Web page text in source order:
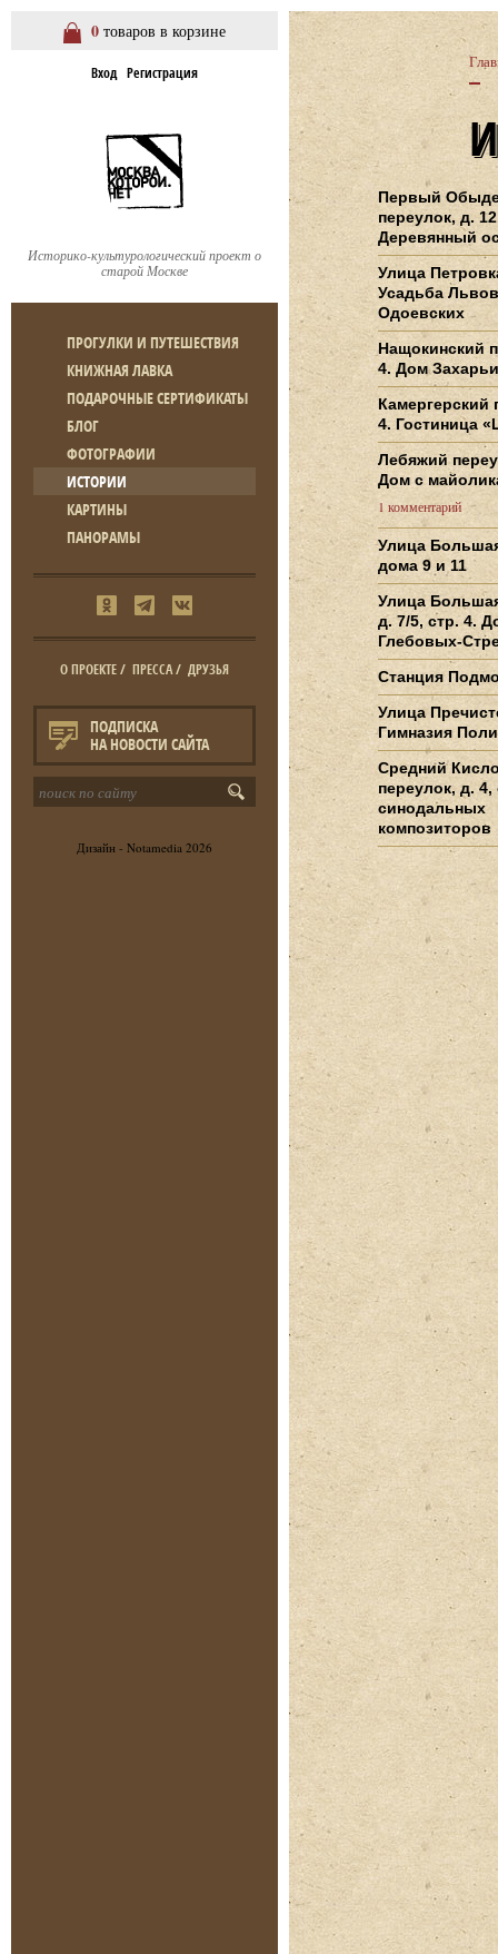
0 товаров в корзине
Вход Регистрация
Историко-культурологический проект о
старой Москве
ПРОГУЛКИ И ПУТЕШЕСТВИЯ
КНИЖНАЯ ЛАВКА
ПОДАРОЧНЫЕ СЕРТИФИКАТЫ
БЛОГ
ФОТОГРАФИИ
ИСТОРИИ
КАРТИНЫ
ПАНОРАМЫ
О ПРОЕКТЕ/ ПРЕССА/ ДРУЗЬЯ
ПОДПИСКА
НА НОВОСТИ САЙТА
Дизайн - Notamedia 2026
Первый
переулок, д.
Деревянный
Улица
Усадьба
Одоевских
Нащокинский
4. Дом
Камергерский
4. Гостиница
Лебяжий
Дом с
1 комментарий
Улица
дома 9 и 11
Улица
д. 7/5, стр. 4.
Глебовых-
Станция
Улица
Гимназия
Средний
переулок, д.
синодальных
композиторов